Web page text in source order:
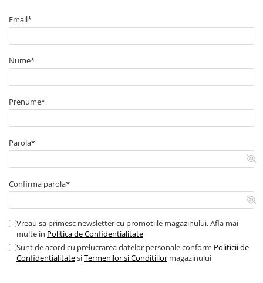
■ Stergatoare auto
■ Suporturi portbagaj
■ Consumabile service
■ Echipamente de ridicare
■ Produse sezoniere
■ Echipamente atelier
pneumatice
■ Odorizanti auto
■ Lampi camioane
■ Carlige remorcare
■ Accesorii vehicule electrice
Email*
Nume*
Prenume*
Parola*
Confirma parola*
Vreau sa primesc newsletter cu promotiile magazinului. Afla mai
multe in Politica de Confidentialitate
Sunt de acord cu prelucrarea datelor personale conform Politicii de
ConfidentialitatesiTermenilor si Conditiilor magazinului